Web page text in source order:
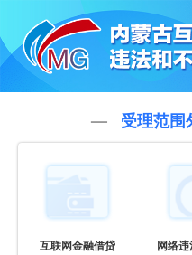
受理范围
互联网金融借贷 网络